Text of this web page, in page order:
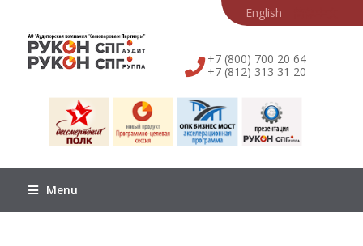
English
+7 (800) 700 20 64
+7 (812) 313 31 20
Menu